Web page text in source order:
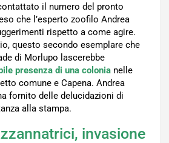
il numero del pronto
che l’esperto zoofilo Andrea
rispetto a come agire.
questo secondo esemplare che
di Morlupo lascerebbe
presenza di una colonia nelle
comune e Capena. Andrea
fornito delle delucidazioni di
alla stampa.
invasione